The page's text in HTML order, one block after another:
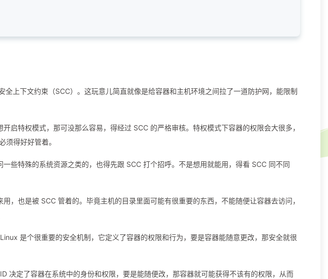
上下文约束（SCC）。这玩意儿简直就像是给容器和主机环境之间拉了一道防护网，能限制
启特权模式，那可没那么容易，得经过 SCC 的严格审核。特权模式下容器的权限会大很多，
须得好好管着。
些特殊的系统资源之类的，也得先跟 SCC 打个招呼。不是想用就能用，得看 SCC 同不同
，也是被 SCC 管着的。毕竟主机的目录里面可能有很重要的东西，不能随便让容器去访问，
是个很重要的安全机制，它定义了容器的权限和行为，要是容器能随意更改，那安全就很
决定了容器在系统中的身份和权限，要是能随便改，那容器就可能获得不该有的权限，从而